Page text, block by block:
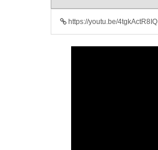
https://youtu.be/4tgkActR8IQ